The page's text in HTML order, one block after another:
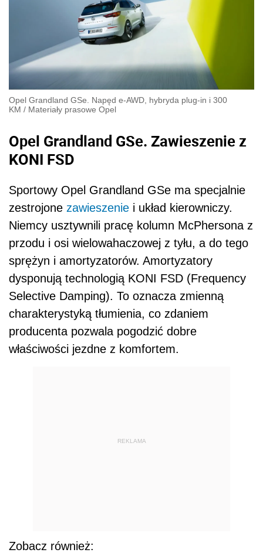
Opel Grandland GSe. Napęd e-AWD, hybryda plug-in i 300
KM / Materiały prasowe Opel
Opel Grandland GSe. Zawieszenie z
KONI FSD
Sportowy Opel Grandland GSe ma specjalnie
zestrojone zawieszenie i układ kierowniczy.
Niemcy usztywnili pracę kolumn McPhersona z
przodu i osi wielowahaczowej z tyłu, a do tego
sprężyn i amortyzatorów. Amortyzatory
dysponują technologią KONI FSD (Frequency
Selective Damping). To oznacza zmienną
charakterystyką tłumienia, co zdaniem
producenta pozwala pogodzić dobre
właściwości jezdne z komfortem.
REKLAMA
Zobacz również: